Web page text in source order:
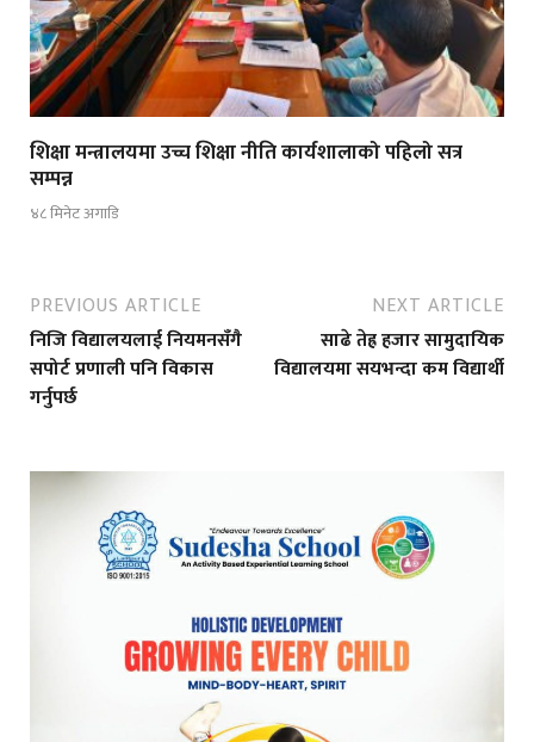
शिक्षा मन्त्रालयमा उच्च शिक्षा नीति कार्यशालाको पहिलो सत्र
सम्पन्न
४८ मिनेट अगाडि
PREVIOUS ARTICLE
निजि विद्यालयलाई नियमनसँगै
सपोर्ट प्रणाली पनि विकास
गर्नुपर्छ
NEXT ARTICLE
साढे तेह्र हजार सामुदायिक
विद्यालयमा सयभन्दा कम विद्यार्थी